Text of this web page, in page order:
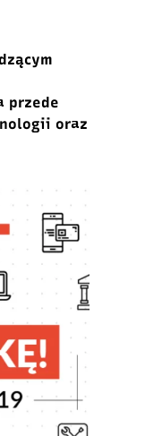
przede
oraz